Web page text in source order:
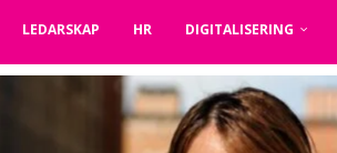
LEDARSKAP HR DIGITALISERING